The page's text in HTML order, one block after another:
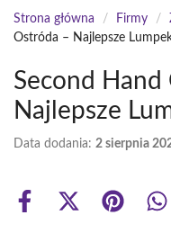
Strona główna / Firmy /
Ostróda – Najlepsze
Second Hand
Najlepsze
Data dodania: 2 sierpnia
Share
Share Share